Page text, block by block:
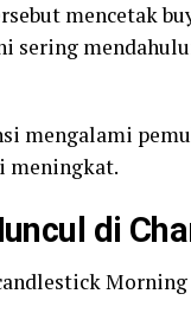
mencetak
sering
mengalami
meningkat.
di